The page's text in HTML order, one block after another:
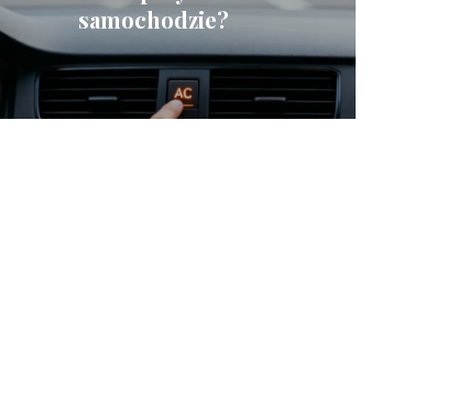
samochodzie?